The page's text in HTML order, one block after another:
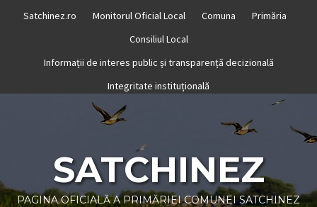
Satchinez.ro Monitorul Oficial Local Comuna
Primăria
Consiliul Local
Informații de interes public și transparență decizională
Integritate instituțională
SATCHINEZ
PAGINA OFICIALĂ A PRIMĂRIEI COMUNEI SATCHINEZ